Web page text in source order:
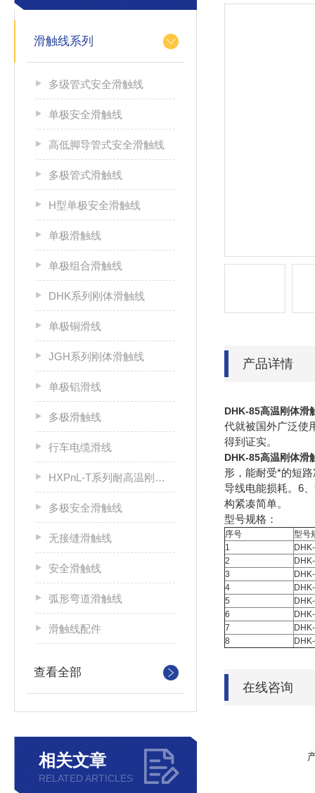
滑触线系列
多级管式安全滑触线
单极安全滑触线
高低脚导管式安全滑触线
多极管式滑触线
H型单极安全滑触线
单极滑触线
单极组合滑触线
DHK系列刚体滑触线
单极铜滑线
JGH系列刚体滑触线
单极铝滑线
多极滑触线
行车电缆滑线
HXPnL-T系列耐高温刚体滑触线
多极安全滑触线
无接缝滑触线
安全滑触线
弧形弯道滑触线
滑触线配件
查看全部
相关文章
RELATED ARTICLES
产品详情
DHK-85高温刚体滑
代就被国外广泛使
得到证实。
DHK-85高温刚体滑
形，能耐受*的短
导线电能损耗。6
构紧凑简单。
型号规格：
序号
型号
1
2
3
4
5
6
7
8
在线咨询